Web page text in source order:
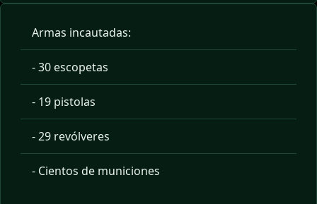
Armas incautadas:
- 30 escopetas
- 19 pistolas
- 29 revólveres
- Cientos de municiones